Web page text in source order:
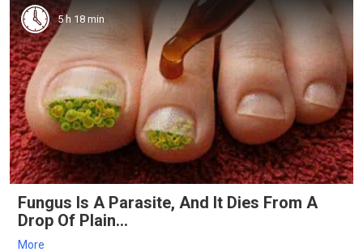
5 h 18 min
Fungus Is A Parasite, And It Dies From A
Drop Of Plain...
More